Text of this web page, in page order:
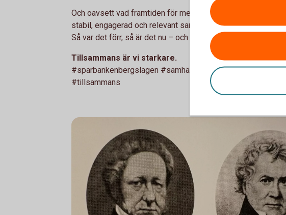
Och oavsett vad framtiden för med sig – så är vår riktning
stabil, engagerad och relevant samhällsaktör – både idag
Så var det förr, så är det nu – och så kommer det vara i
Tillsammans är vi starkare.
#sparbankenbergslagen #samhällsnytta #hållbarhet
#tillsammans